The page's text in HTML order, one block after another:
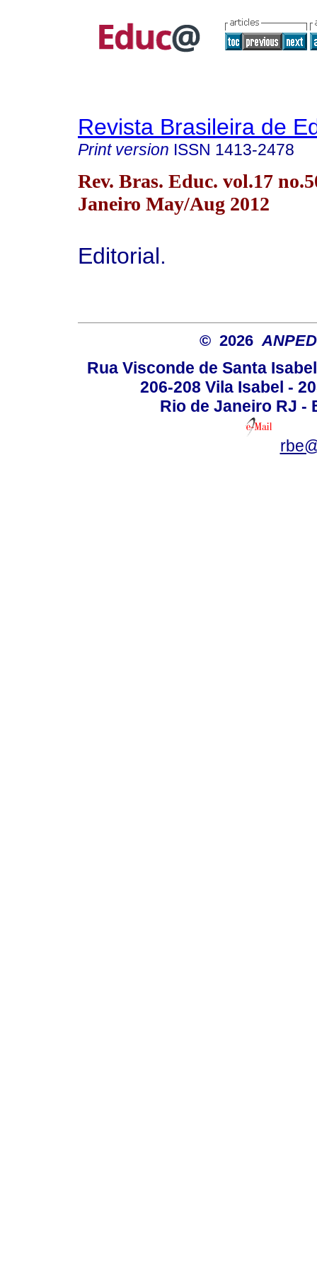
Revista Brasileira de
Print version ISSN 1413-2478
Rev. Bras. Educ. vol.17
Janeiro May/Aug 2012
Editorial.
© 2026ANPED
Rua Visconde de Santa
206-208 Vila Isabel -
Rio de Janeiro RJ -